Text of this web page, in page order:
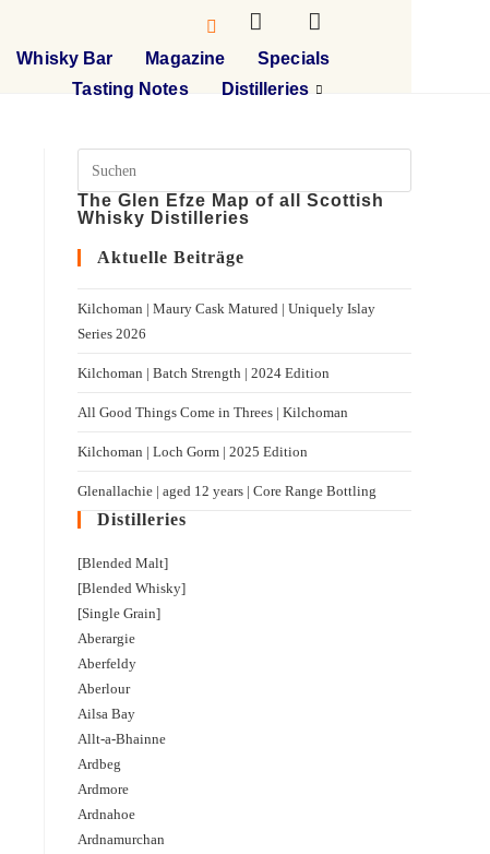
Whisky Bar Magazine
Specials
Tasting Notes
Distilleries
The Glen Efze Map of all Scottish
Whisky Distilleries
Aktuelle Beiträge
Kilchoman | Maury Cask Matured | Uniquely Islay
Series 2026
Kilchoman | Batch Strength | 2024 Edition
All Good Things Come in Threes | Kilchoman
Kilchoman | Loch Gorm​ | 2025 Edition
Glenallachie | aged 12 years | Core Range Bottling
Distilleries
[Blended Malt]
[Blended Whisky]
[Single Grain]
Aberargie
Aberfeldy
Aberlour
Ailsa Bay
Allt-a-Bhainne
Ardbeg
Ardmore
Ardnahoe
Ardnamurchan